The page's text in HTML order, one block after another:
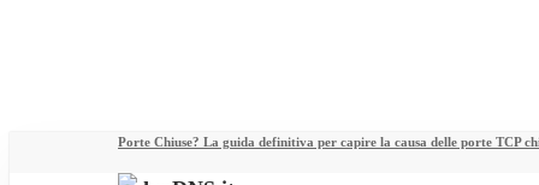
Porte Chiuse? La guida definitiva per capire la causa delle porte TCP